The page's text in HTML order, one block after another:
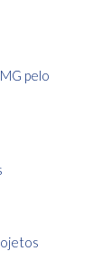
pelo